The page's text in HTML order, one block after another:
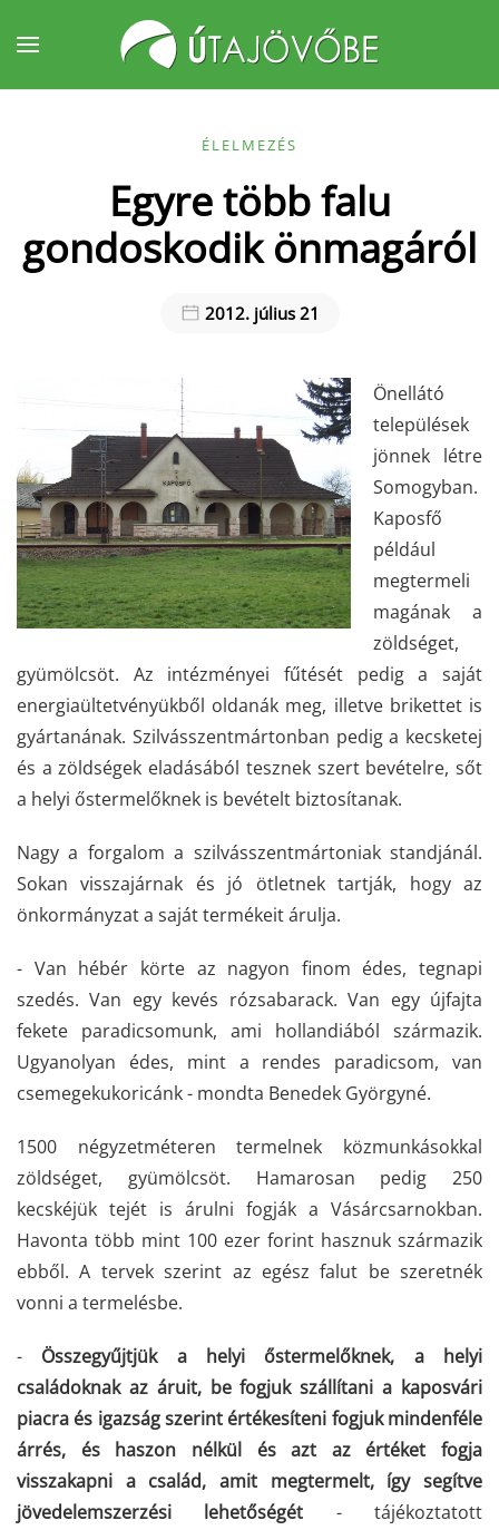
Fő tartalom átugrása
ÉLELMEZÉS
Egyre több falu
gondoskodik önmagáról
2012. július 21
Önellátó
települések
jönnek létre
Somogyban.
Kaposfő
például
megtermeli
magának a
zöldséget,
gyümölcsöt. Az intézményei fűtését pedig a saját
energiaültetvényükből oldanák meg, illetve brikettet is
gyártanának. Szilvásszentmártonban pedig a kecsketej
és a zöldségek eladásából tesznek szert bevételre, sőt
a helyi őstermelőknek is bevételt biztosítanak.
Nagy a forgalom a szilvásszentmártoniak standjánál.
Sokan visszajárnak és jó ötletnek tartják, hogy az
önkormányzat a saját termékeit árulja.
- Van hébér körte az nagyon finom édes, tegnapi
szedés. Van egy kevés rózsabarack. Van egy újfajta
fekete paradicsomunk, ami hollandiából származik.
Ugyanolyan édes, mint a rendes paradicsom, van
csemegekukoricánk - mondta Benedek Györgyné.
1500 négyzetméteren termelnek közmunkásokkal
zöldséget, gyümölcsöt. Hamarosan pedig 250
kecskéjük tejét is árulni fogják a Vásárcsarnokban.
Havonta több mint 100 ezer forint hasznuk származik
ebből. A tervek szerint az egész falut be szeretnék
vonni a termelésbe.
- Összegyűjtjük a helyi őstermelőknek, a helyi
családoknak az áruit, be fogjuk szállítani a kaposvári
piacra és igazság szerint értékesíteni fogjuk mindenféle
árrés, és haszon nélkül és azt az értéket fogja
visszakapni a család, amit megtermelt, így segítve
jövedelemszerzési lehetőségét - tájékoztatott